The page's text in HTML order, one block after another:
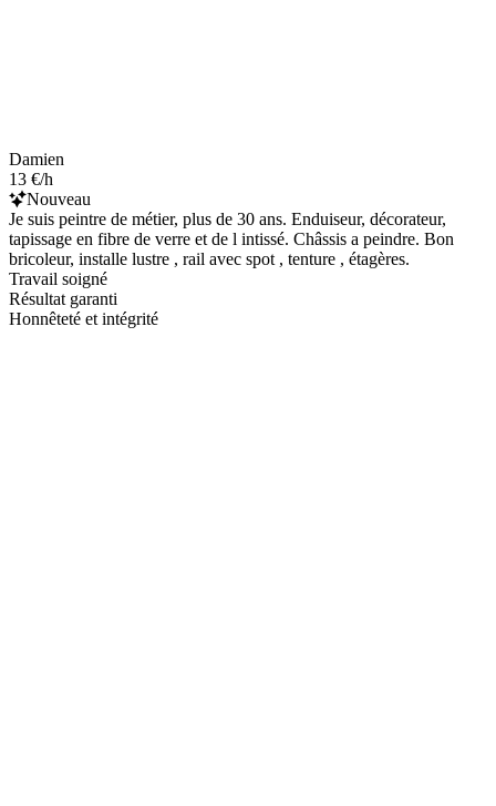
Damien
13 €/h
Nouveau
Je suis peintre de métier, plus de 30 ans. Enduiseur, décorateur,
tapissage en fibre de verre et de l intissé. Châssis a peindre. Bon
bricoleur, installe lustre , rail avec spot , tenture , étagères.
Travail soigné
Résultat garanti
Honnêteté et intégrité